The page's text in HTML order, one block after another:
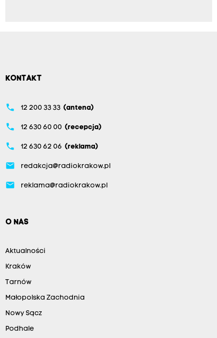
KONTAKT
phone 12 200 33 33 (antena)
phone 12 630 60 00 (recepcja)
phone 12 630 62 06 (reklama)
email redakcja@radiokrakow.pl
email reklama@radiokrakow.pl
O NAS
Aktualności
Kraków
Tarnów
Małopolska Zachodnia
Nowy Sącz
Podhale